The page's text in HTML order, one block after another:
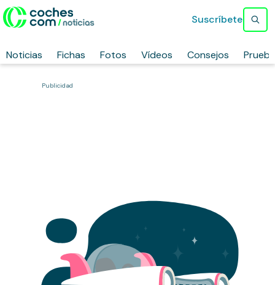
Noticias Fichas Fotos Vídeos Consejos
Suscríbete
Publicidad